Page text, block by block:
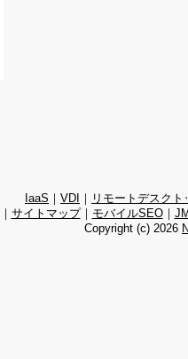
IaaS ｜ VDI ｜ リモートデスクト
｜ サイトマップ｜ モバイルSEO｜
Copyright (c) 2026